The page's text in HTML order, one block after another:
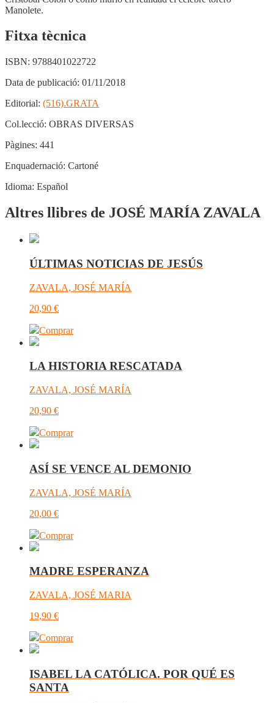
Manolete.
Fitxa tècnica
ISBN: 9788401022722
Data de publicació: 01/11/2018
Editorial: (516).GRATA
Col.lecció: OBRAS DIVERSAS
Pàgines: 441
Enquadernació: Cartoné
Idioma: Español
Altres llibres de JOSÉ MARÍA ZAVALA
ÚLTIMAS NOTICIAS DE JESÚS
ZAVALA, JOSÉ MARÍA
20,90 €
Comprar
LA HISTORIA RESCATADA
ZAVALA, JOSÉ MARÍA
20,90 €
Comprar
ASÍ SE VENCE AL DEMONIO
ZAVALA, JOSÉ MARÍA
20,00 €
Comprar
MADRE ESPERANZA
ZAVALA, JOSÉ MARIA
19,90 €
Comprar
ISABEL LA CATÓLICA. POR QUÉ ES
SANTA